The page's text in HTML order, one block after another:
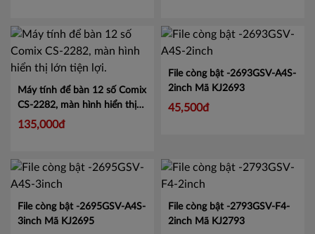
Máy tính để bàn 12 số Comix
CS-2282, màn hình hiển thị
lớn tiện lợi.
135,000đ
File còng bật -2693GSV-A4S-
2inch Mã KJ2693
45,500đ
File còng bật -2695GSV-A4S-
3inch Mã KJ2695
File còng bật -2793GSV-F4-
2inch Mã KJ2793